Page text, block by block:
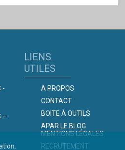
-
–
LIENS
UTILES
A PROPOS
CONTACT
BOITE À OUTILS
APAR LE BLOG
MENTIONS LÉGALES
RECRUTEMENT